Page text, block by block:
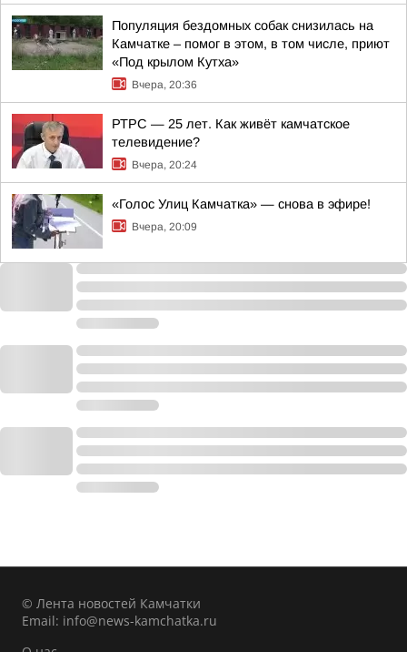
Популяция бездомных собак снизилась на
Камчатке – помог в этом, в том числе, приют
«Под крылом Кутха»
Вчера, 20:36
РТРС — 25 лет. Как живёт камчатское
телевидение?
Вчера, 20:24
«Голос Улиц Камчатка» — снова в эфире!
Вчера, 20:09
© Лента новостей Камчатки
Email: info@news-kamchatka.ru